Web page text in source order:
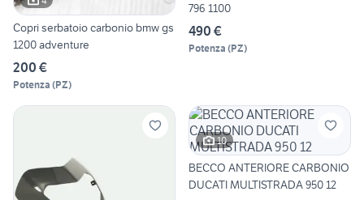
Copri serbatoio carbonio bmw gs
1200 adventure
200 €
Potenza (PZ)
796 1100
490 €
Potenza (PZ)
10
BECCO ANTERIORE CARBONIO
DUCATI MULTISTRADA 950 12